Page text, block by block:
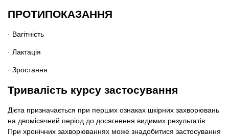
ПРОТИПОКАЗАННЯ
· Вагітність
· Лактація
· Зростання
Тривалість курсу застосування
Дієта призначається при перших ознаках шкірних захворювань
на двомісячний період до досягнення видимих ​​результатів.
При хронічних захворюваннях може знадобитися застосування